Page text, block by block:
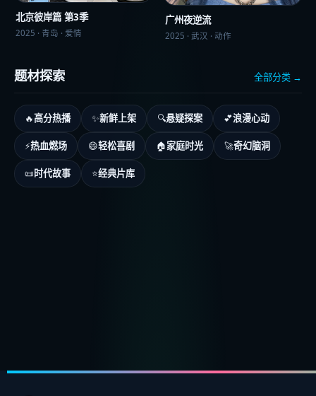
北京彼岸篇 第3季
2025 · 青岛 · 爱情
广州夜逆流
2025 · 武汉 · 动作
题材探索 全部分类 →
🔥高分热播 ✨新鲜上架 🔍悬疑探案 💕浪漫心动
⚡热血燃场 😄轻松喜剧 🏠家庭时光 🚀奇幻脑洞
📜时代故事 ⭐经典片库